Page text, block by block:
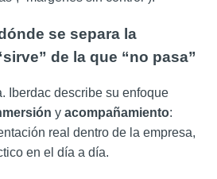
se separa la
de la que “no pasa”
Iberdac describe su enfoque
y acompañamiento:
real dentro de la empresa,
en el día a día.